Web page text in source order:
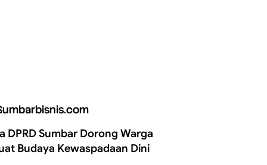
DPRD Sumbar Dorong Warga
Budaya Kewaspadaan Dini